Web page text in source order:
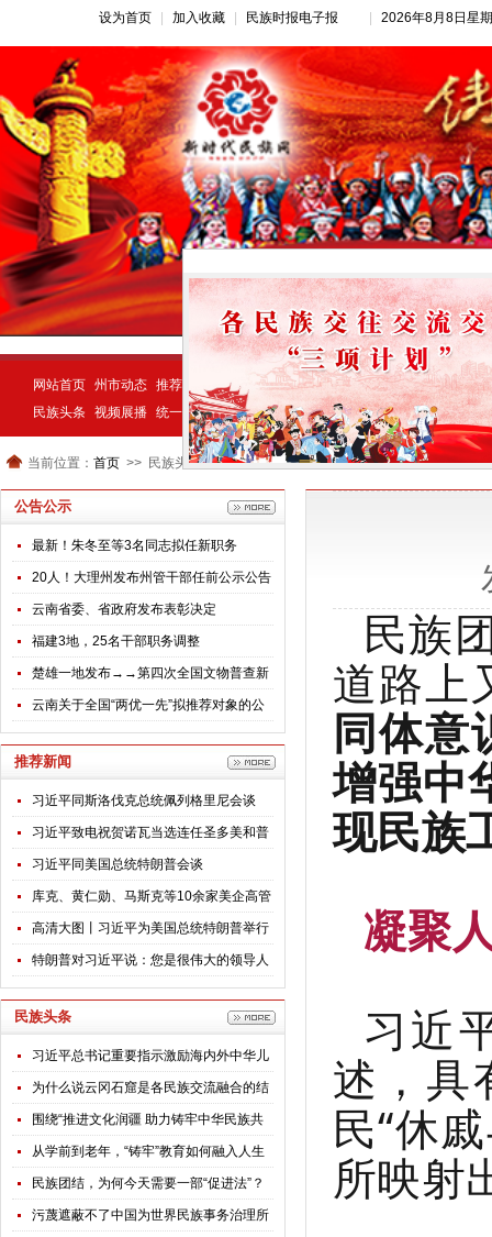
设为首页 加入收藏 民族时报电子报 2026年8月8日星
网站首页 州市动态 推荐新闻 公告公示 新闻动态
民族头条
视频展播 统一战线 民族动态 宗教视窗
民族经济 示范创建
当前位置： 首页 >> 民族头条 >
公告公示
最新！朱冬至等3名同志拟任新职务
20人！大理州发布州管干部任前公示公告
云南省委、省政府发布表彰决定
福建3地，25名干部职务调整
楚雄一地发布→→第四次全国文物普查新
发现不可移动文物名录公告
云南关于全国“两优一先”拟推荐对象的公
示
推荐新闻
习近平同斯洛伐克总统佩列格里尼会谈
习近平致电祝贺诺瓦当选连任圣多美和普
林西比总统
习近平同美国总统特朗普会谈
库克、黄仁勋、马斯克等10余家美企高管
随特朗普访华，透露哪些信号？
高清大图丨习近平为美国总统特朗普举行
欢迎仪式
特朗普对习近平说：您是很伟大的领导人
民族头条
习近平总书记重要指示激励海内外中华儿
女团结奋斗
为什么说云冈石窟是各民族交流融合的结
晶？
围绕“推进文化润疆 助力铸牢中华民族共
同体意识”，全国政协专题调研组赴新疆开
展调研
从学前到老年，“铸牢”教育如何融入人生
每个阶段？
民族团结，为何今天需要一部“促进法”？
污蔑遮蔽不了中国为世界民族事务治理所
民族
道路上
同体意
增强中
现民族
凝聚
习近
述，具
民“休
所映射